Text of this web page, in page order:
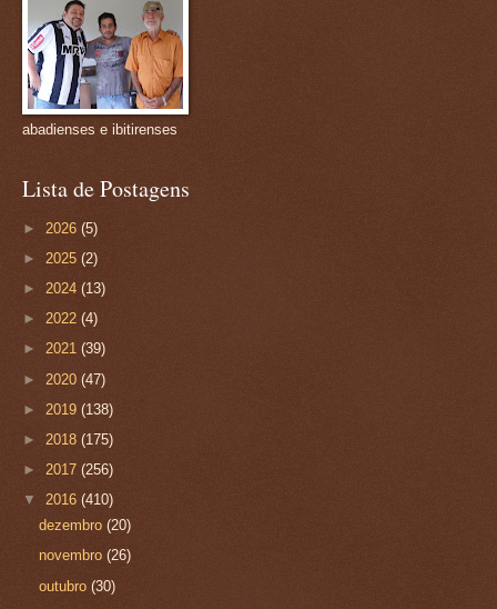
abadienses e ibitirenses
Lista de Postagens
► 2026 (5)
► 2025 (2)
► 2024 (13)
► 2022 (4)
► 2021 (39)
► 2020 (47)
► 2019 (138)
► 2018 (175)
► 2017 (256)
▼ 2016 (410)
dezembro(20)
novembro(26)
outubro(30)